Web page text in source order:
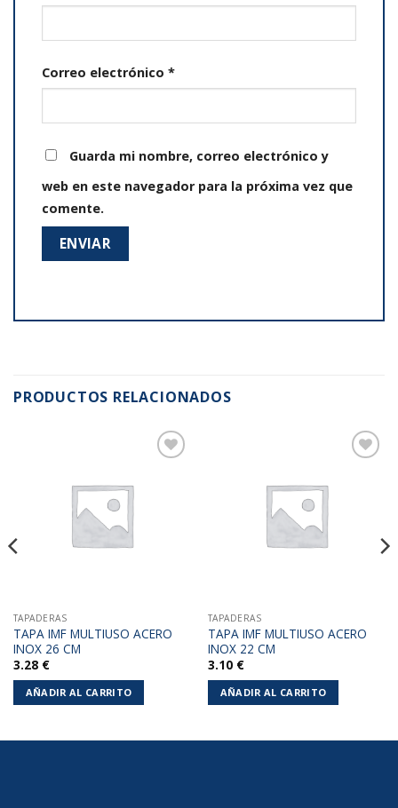
Correo electrónico *
Guarda mi nombre, correo electrónico y
web en este navegador para la próxima vez que
comente.
PRODUCTOS RELACIONADOS
TAPADERAS
TAPA IMF MULTIUSO ACERO
INOX 26 CM
3.28 €
AÑADIR AL CARRITO
TAPADERAS
TAPA IMF MULTIUSO ACERO
INOX 22 CM
3.10 €
AÑADIR AL CARRITO